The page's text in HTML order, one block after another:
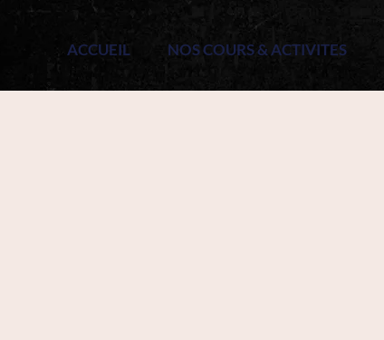
ACCUEIL NOS COURS & ACTIVITES